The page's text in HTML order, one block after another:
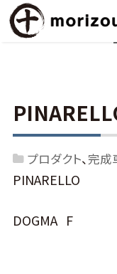
プロダクト 完成
PINARELLO
DOGMA F